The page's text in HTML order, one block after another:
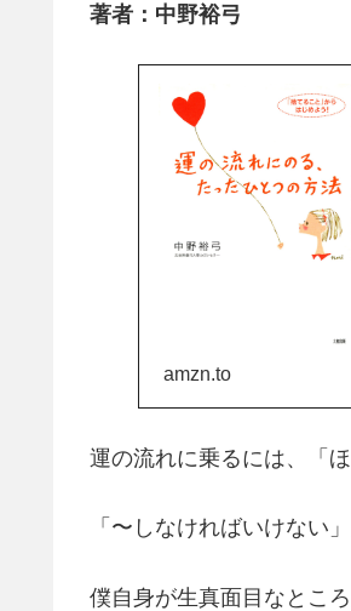
著者：中野裕弓
amzn.to
運の流れに乗るには、「
「〜しなければいけない
僕自身が生真面目なとこ